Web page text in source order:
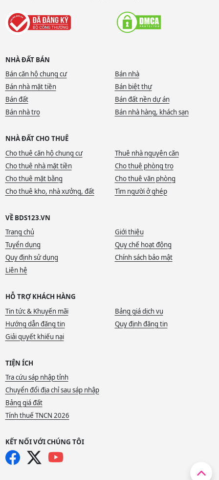
NHÀ ĐẤT BÁN
Bán căn hộ chung cư
Bán nhà
Bán nhà mặt tiền
Bán biệt thự
Bán đất
Bán đất nền dự án
Bán nhà trọ
Bán nhà hàng, khách sạn
NHÀ ĐẤT CHO THUÊ
Cho thuê căn hộ chung cư
Thuê nhà nguyên căn
Cho thuê nhà mặt tiền
Cho thuê phòng trọ
Cho thuê mặt bằng
Cho thuê văn phòng
Cho thuê kho, nhà xưởng, đất
Tìm người ở ghép
VỀ BDS123.VN
Trang chủ
Giới thiệu
Tuyển dụng
Quy chế hoạt động
Quy định sử dụng
Chính sách bảo mật
Liên hệ
HỖ TRỢ KHÁCH HÀNG
Tin tức & Khuyến mãi
Bảng giá dịch vụ
Hướng dẫn đăng tin
Quy định đăng tin
Giải quyết khiếu nại
TIỆN ÍCH
Tra cứu sáp nhập tỉnh
Chuyển đổi địa chỉ sau sáp nhập
Bảng giá đất
Tính thuế TNCN 2026
KẾT NỐI VỚI CHÚNG TÔI